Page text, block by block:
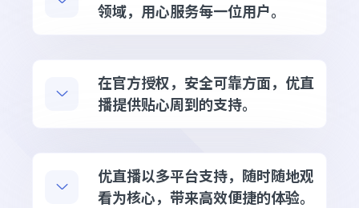
领域，用心服务每一位用户。
在官方授权，安全可靠方面，优直
播提供贴心周到的支持。
优直播以多平台支持，随时随地观
看为核心，带来高效便捷的体验。